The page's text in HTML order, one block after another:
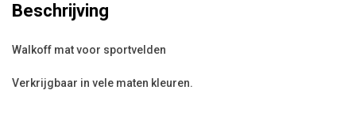
Beschrijving
Walkoff mat voor sportvelden
Verkrijgbaar in vele maten kleuren.